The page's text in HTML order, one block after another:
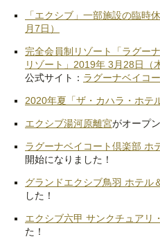
「エクシブ」一部施設の臨時
月7日）
完全会員制リゾート「ラグー
リゾート」2019年 3月28日（
公式サイト： ラグーナベイコ
2020年夏「ザ・カハラ・ホテ
エクシブ湯河原離宮がオープ
ラグーナベイコート倶楽部 ホ
開始になりました！
グランドエクシブ鳥羽 ホテル
した！
エクシブ六甲 サンクチュアリ
た！